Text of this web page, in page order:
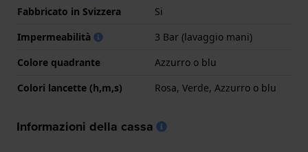
Fabbricato in Svizzera
Si
Impermeabilità
3 Bar (lavaggio mani)
Colore quadrante
Azzurro o blu
Colori lancette (h,m,s)
Rosa, Verde, Azzurro o blu
Informazioni della cassa